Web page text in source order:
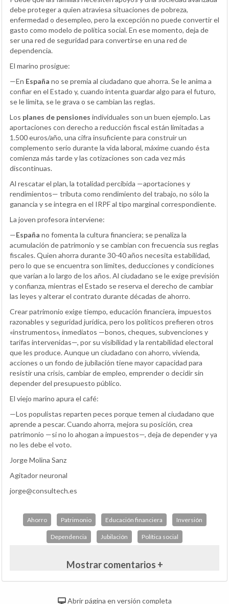
debe proteger a quien atraviesa situaciones de pobreza,
enfermedad o desempleo, pero la excepción no puede convertir el
gasto como modelo de política social. En ese momento, deja de
ser una red de seguridad para convertirse en una red de
dependencia.
El marino prosigue:
—En España no se premia al ciudadano que ahorra. Se le anima a
confiar en el Estado y, cuando intenta guardar algo para el futuro,
se le limita, se le grava o se cambian las reglas.
Los planes de pensiones individuales son un buen ejemplo. Las
aportaciones con derecho a reducción fiscal están limitadas a
1.500 euros/año, una cifra insuficiente para construir un
complemento serio durante la vida laboral, máxime cuando ésta
comienza más tarde y las cotizaciones son cada vez más
discontinuas.
Al rescatar el plan, la totalidad percibida —aportaciones y
rendimientos— tributa como rendimiento del trabajo, no sólo la
ganancia y se integra en el IRPF al tipo marginal correspondiente.
La joven profesora interviene:
—España no fomenta la cultura financiera; se penaliza la
acumulación de patrimonio y se cambian con frecuencia sus reglas
fiscales. Quien ahorra durante 30-40 años necesita estabilidad,
pero lo que se encuentra son límites, deducciones y condiciones
que varían a lo largo de los años. Al ciudadano se le exige previsión
y confianza, mientras el Estado se reserva el derecho de cambiar
las leyes y alterar el contrato durante décadas de ahorro.
Crear patrimonio exige tiempo, educación financiera, impuestos
razonables y seguridad jurídica, pero los políticos prefieren otros
«instrumentos», inmediatos —bonos, cheques, subvenciones y
tarifas intervenidas—, por su visibilidad y la rentabilidad electoral
que les produce. Aunque un ciudadano con ahorro, vivienda,
acciones o un fondo de jubilación tiene mayor capacidad para
resistir una crisis, cambiar de empleo, emprender o decidir sin
depender del presupuesto público.
El viejo marino apura el café:
—Los populistas reparten peces porque temen al ciudadano que
aprende a pescar. Cuando ahorra, mejora su posición, crea
patrimonio —si no lo ahogan a impuestos—, deja de depender y ya
no les debe el voto.
Jorge Molina Sanz
Agitador neuronal
jorge@consultech.es
Ahorro Patrimonio Educación financiera Inversión
Dependencia Jubilación Política social
Mostrar comentarios +
Abrir página en versión completa